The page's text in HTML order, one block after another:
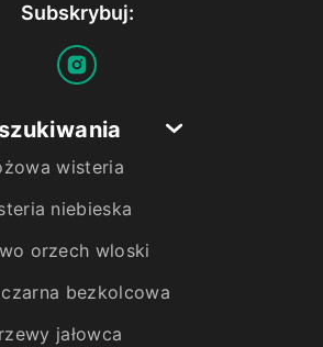
Subskrybuj:
wisteria
niebieska
orzech wloski
bezkolcowa
jałowca